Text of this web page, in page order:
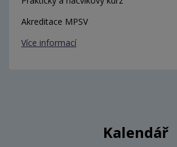
Akreditace MPSV
Více informací
Kalendář